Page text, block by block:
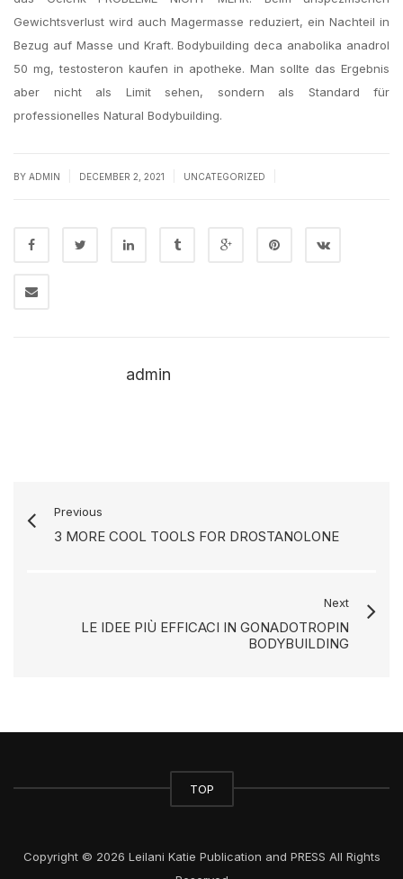
Gewichtsverlust wird auch Magermasse reduziert, ein Nachteil in
Bezug auf Masse und Kraft. Bodybuilding deca anabolika anadrol
50 mg, testosteron kaufen in apotheke. Man sollte das Ergebnis
aber nicht als Limit sehen, sondern als Standard für
professionelles Natural Bodybuilding.
BY ADMIN DECEMBER 2, 2021 UNCATEGORIZED
admin
Previous
3 MORE COOL TOOLS FOR DROSTANOLONE
Next
LE IDEE PIÙ EFFICACI IN GONADOTROPIN
BODYBUILDING
TOP
Copyright © 2026 Leilani Katie Publication and PRESS All Rights